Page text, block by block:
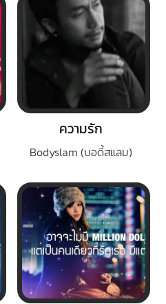
ความรัก
Bodyslam (บอดี้สแลม)